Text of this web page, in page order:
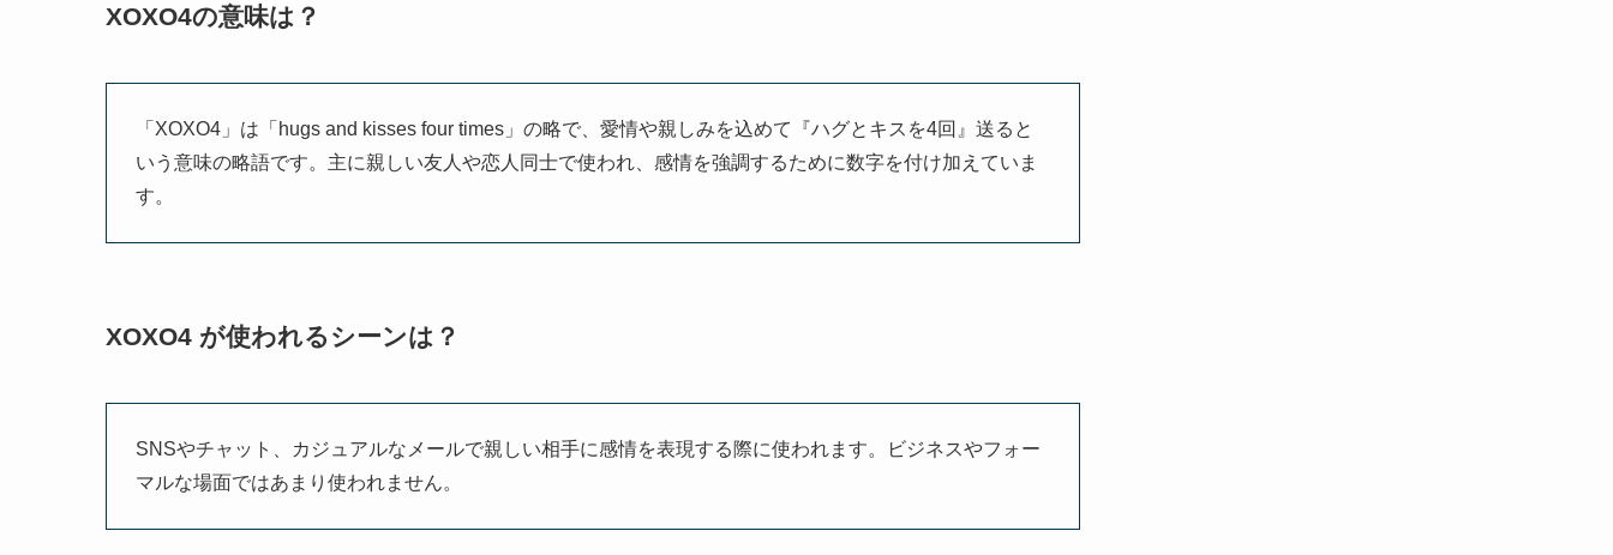
XOXO4の意味は？
「XOXO4」は「hugs and kisses four times」の略で、愛情や親しみを込めて『ハグとキスを4回』送ると
いう意味の略語です。主に親しい友人や恋人同士で使われ、感情を強調するために数字を付け加えていま
す。
XOXO4 が使われるシーンは？
SNSやチャット、カジュアルなメールで親しい相手に感情を表現する際に使われます。ビジネスやフォー
マルな場面ではあまり使われません。